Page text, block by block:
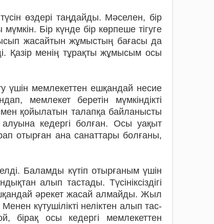
өздері таңдайды. Мәселен, бір
Бір күнде бір көрпеше тігуге
жасайтын жұмыстың бағасы да
Қазір менің тұрақты жұмысым осы
үшін мемлекеттен ешқандай несие
мемлекет беретін мүмкіндікті
қойылатын талапқа байланысты
алуына кедергі бол­ған. Осы уақыт
отырған ана санаттары болғаны,
Баламды күтіп отырғаным үшін
алып тастады. Түсініксіздігі
әре­кет жасай алмайды. Жыл
күтушілікті неліктен алып тас­
бірақ осы ке­дергі мемлекеттен